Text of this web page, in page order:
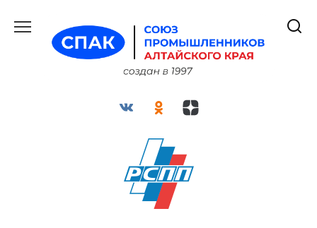
содержанию